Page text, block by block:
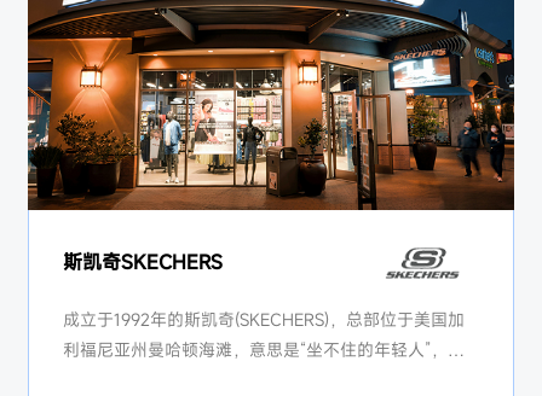
斯凯奇SKECHERS
成立于1992年的斯凯奇(SKECHERS)，总部位于美国加
利福尼亚州曼哈顿海滩，意思是“坐不住的年轻人”，它